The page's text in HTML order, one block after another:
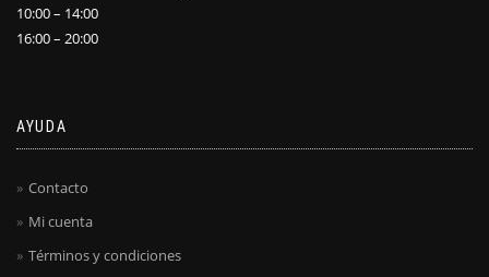
10:00 – 14:00
16:00 – 20:00
AYUDA
Contacto
Mi cuenta
Términos y condiciones